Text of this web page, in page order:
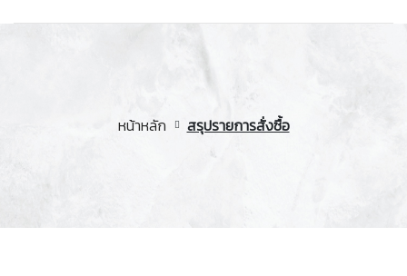
หน้าหลัก สรุปรายการสั่งซื้อ